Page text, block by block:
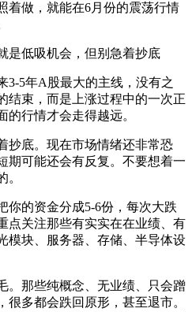
着做，就能在6月份的震荡行情
是低吸机会，但别急着抄底
3-5年A股最大的主线，没有之
结束，而是上涨过程中的一次正
行情才会走得越远。
抄底。现在市场情绪还非常恐
期可能还会有反复。不要想着一
。
你的资金分成5-6份，每次大跌
点关注那些有实实在在业绩、有
模块、服务器、存储、半导体设
。那些纯概念、无业绩、只会蹭
多都会跌回原形，甚至退市。